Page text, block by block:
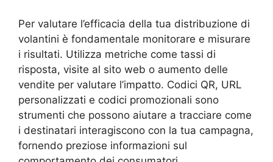
Per valutare l’efficacia della tua distribuzione di
volantini è fondamentale monitorare e misurare
i risultati. Utilizza metriche come tassi di
risposta, visite al sito web o aumento delle
vendite per valutare l’impatto. Codici QR, URL
personalizzati e codici promozionali sono
strumenti che possono aiutare a tracciare come
i destinatari interagiscono con la tua campagna,
fornendo preziose informazioni sul